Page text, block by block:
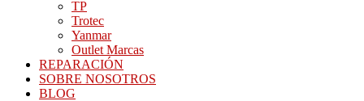
TP
Trotec
Yanmar
Outlet Marcas
REPARACIÓN
SOBRE NOSOTROS
BLOG